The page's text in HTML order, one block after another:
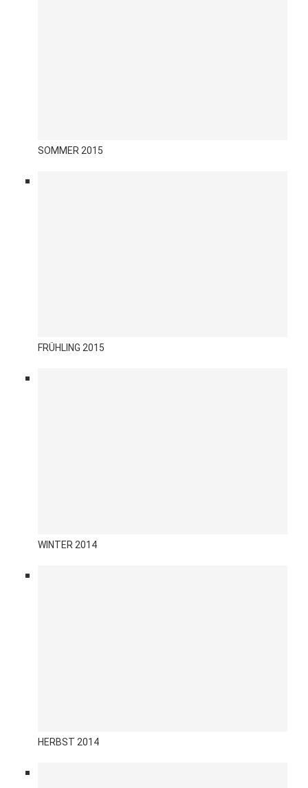
SOMMER 2015
FRÜHLING 2015
WINTER 2014
HERBST 2014